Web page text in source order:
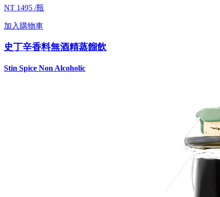
NT 1495 /瓶
加入購物車
史丁辛香料無酒精蒸餾飲
Stin Spice Non Alcoholic